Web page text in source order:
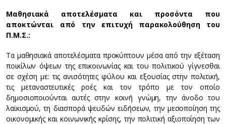
Μαθησιακά αποτελέσματα και προσόντα που
αποκτώνται από την επιτυχή παρακολούθηση του
Π.Μ.Σ.:
Τα μαθησιακά αποτελέσματα προκύπτουν μέσα από την εξέταση
ποικίλων όψεων της επικοινωνίας και του πολιτικού γίγνεσθαι
σε σχέση με: τις ανισότητες φύλου και εξουσίας στην πολιτική,
τις μεταναστευτικές ροές και τον τρόπο με τον οποίο
δημοσιοποιούνται αυτές στην κοινή γνώμη, την άνοδο του
λαϊκισμού, τη διασπορά ψευδών ειδήσεων, την μεσοποίηση της
οικονομικής και κοινωνικής κρίσης, την πολιτική αξιοποίηση των